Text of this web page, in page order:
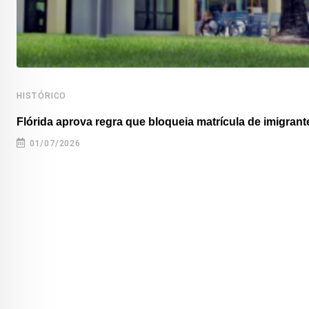
HISTÓRICO
Flórida aprova regra que bloqueia matrícula de
01/07/2026